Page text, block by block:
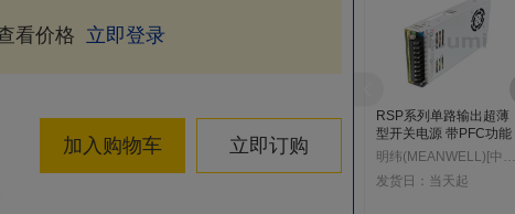
看价格 立即登录
加入购物车 立即订购
RSP系列单路输出超薄
型开关电源 带PFC功能
明纬(MEANWELL)[中国台湾]
发货日：当天起